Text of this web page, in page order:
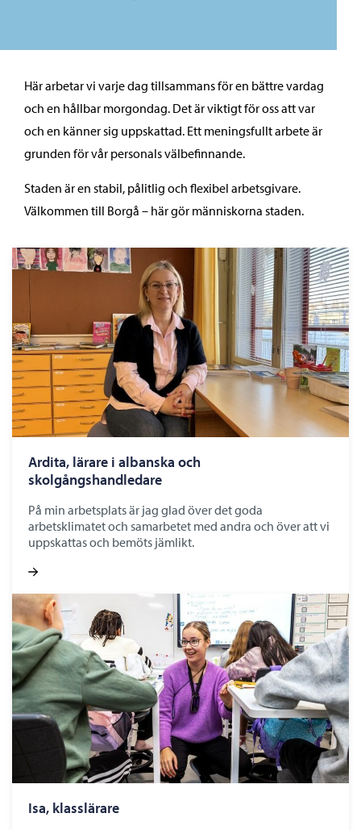
Här arbetar vi varje dag tillsammans för en bättre vardag
och en hållbar morgondag. Det är viktigt för oss att var
och en känner sig uppskattad. Ett meningsfullt arbete är
grunden för vår personals välbefinnande.
Staden är en stabil, pålitlig och flexibel arbetsgivare.
Välkommen till Borgå – här gör människorna staden.
Ardita, lärare i albanska och
skolgångshandledare
På min arbetsplats är jag glad över det goda
arbetsklimatet och samarbetet med andra och över att vi
uppskattas och bemöts jämlikt.
Isa, klasslärare